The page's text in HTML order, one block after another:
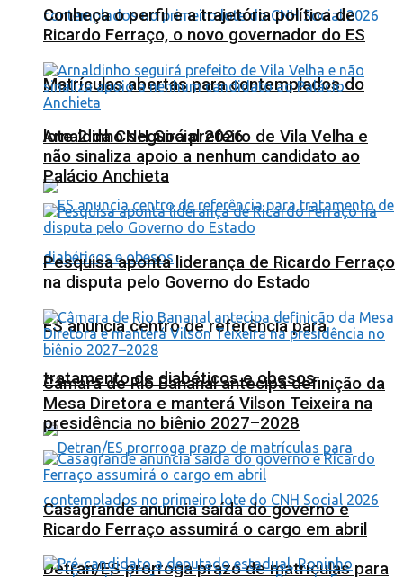
Matrículas abertas para contemplados do
lote 2 da CNH Social 2026
ES anuncia centro de referência para
tratamento de diabéticos e obesos
Detran/ES prorroga prazo de matrículas para
Conheça o perfil e a trajetória política de
Ricardo Ferraço, o novo governador do ES
Arnaldinho seguirá prefeito de Vila Velha e
não sinaliza apoio a nenhum candidato ao
Palácio Anchieta
Pesquisa aponta liderança de Ricardo Ferraço
na disputa pelo Governo do Estado
Câmara de Rio Bananal antecipa definição da
Mesa Diretora e manterá Vilson Teixeira na
presidência no biênio 2027–2028
Casagrande anuncia saída do governo e
Ricardo Ferraço assumirá o cargo em abril